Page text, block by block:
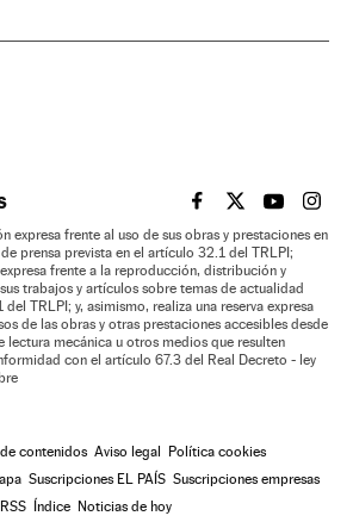
EL PAÍS BRASIL EN
EL PAÍSEL PAÍS
EL
expresa frente al uso de sus obras y prestaciones en
prensa prevista en el artículo 32.1 del TRLPI;
frente a la reproducción, distribución y
trabajos y artículos sobre temas de actualidad
TRLPI; y, asimismo, realiza una reserva expresa
de las obras y otras prestaciones accesibles desde
lectura mecánica u otros medios que resulten
con el artículo 67.3 del Real Decreto - ley
contenidos Aviso legal
Política cookies
Suscripciones EL PAÍS Suscripciones empresas
RSS
Índice Noticias de hoy